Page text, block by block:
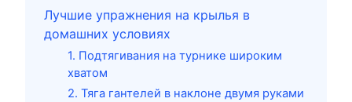
Лучшие упражнения на крылья в
домашних условиях
1. Подтягивания на турнике широким
хватом
2. Тяга гантелей в наклоне двумя руками